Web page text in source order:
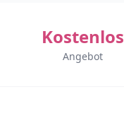
Kostenlos
Angebot